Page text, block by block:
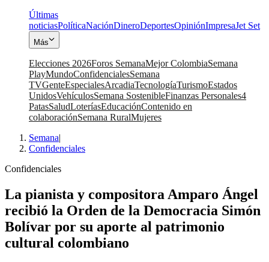
Últimas
noticiasPolíticaNaciónDineroDeportesOpiniónImpresaJet Set
Más
Elecciones 2026Foros SemanaMejor ColombiaSemana
PlayMundoConfidencialesSemana
TVGenteEspecialesArcadiaTecnologíaTurismoEstados
UnidosVehículosSemana SostenibleFinanzas Personales4
PatasSaludLoteríasEducaciónContenido en
colaboraciónSemana RuralMujeres
Semana|
Confidenciales
Confidenciales
La pianista y compositora Amparo Ángel
recibió la Orden de la Democracia Simón
Bolívar por su aporte al patrimonio
cultural colombiano